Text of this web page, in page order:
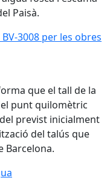
Paisà.
3008 per les obres
que el tall de la
punt quilomètric
previst inicialment
del talús que
Barcelona.